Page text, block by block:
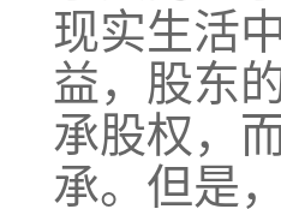
现实生活
益，股东
承股权，
承。但是